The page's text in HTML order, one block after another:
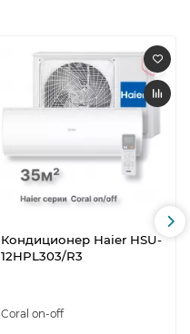
Кондиционер Haier HSU-
12HPL303/R3
Coral on-off